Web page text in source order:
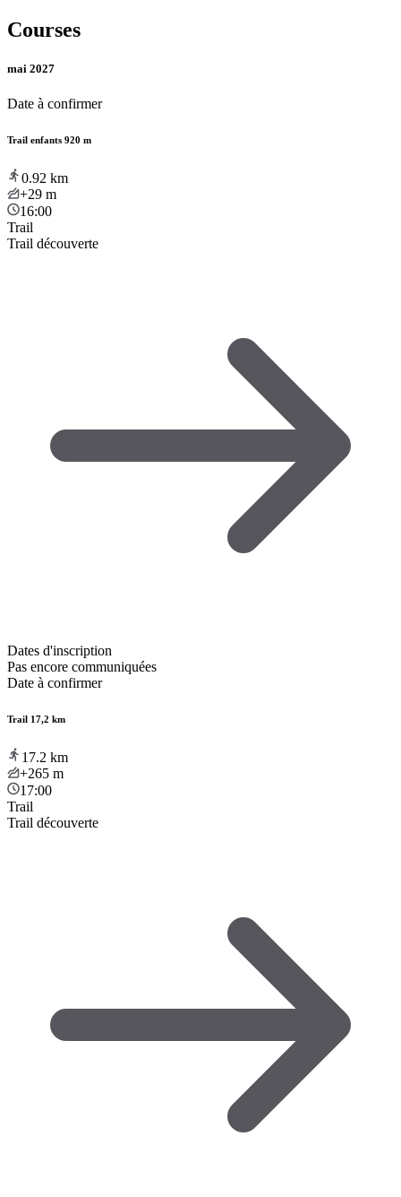
Courses
mai 2027
Date à confirmer
Trail enfants 920 m
0.92 km
+29 m
16:00
Trail
Trail découverte
Dates d'inscription
Pas encore communiquées
Date à confirmer
Trail 17,2 km
17.2 km
+265 m
17:00
Trail
Trail découverte